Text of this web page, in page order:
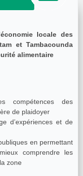
locale des
et Tambacounda
alimentaire
compétences des
de plaidoyer
d’expériences et de
en permettant
comprendre les
zone